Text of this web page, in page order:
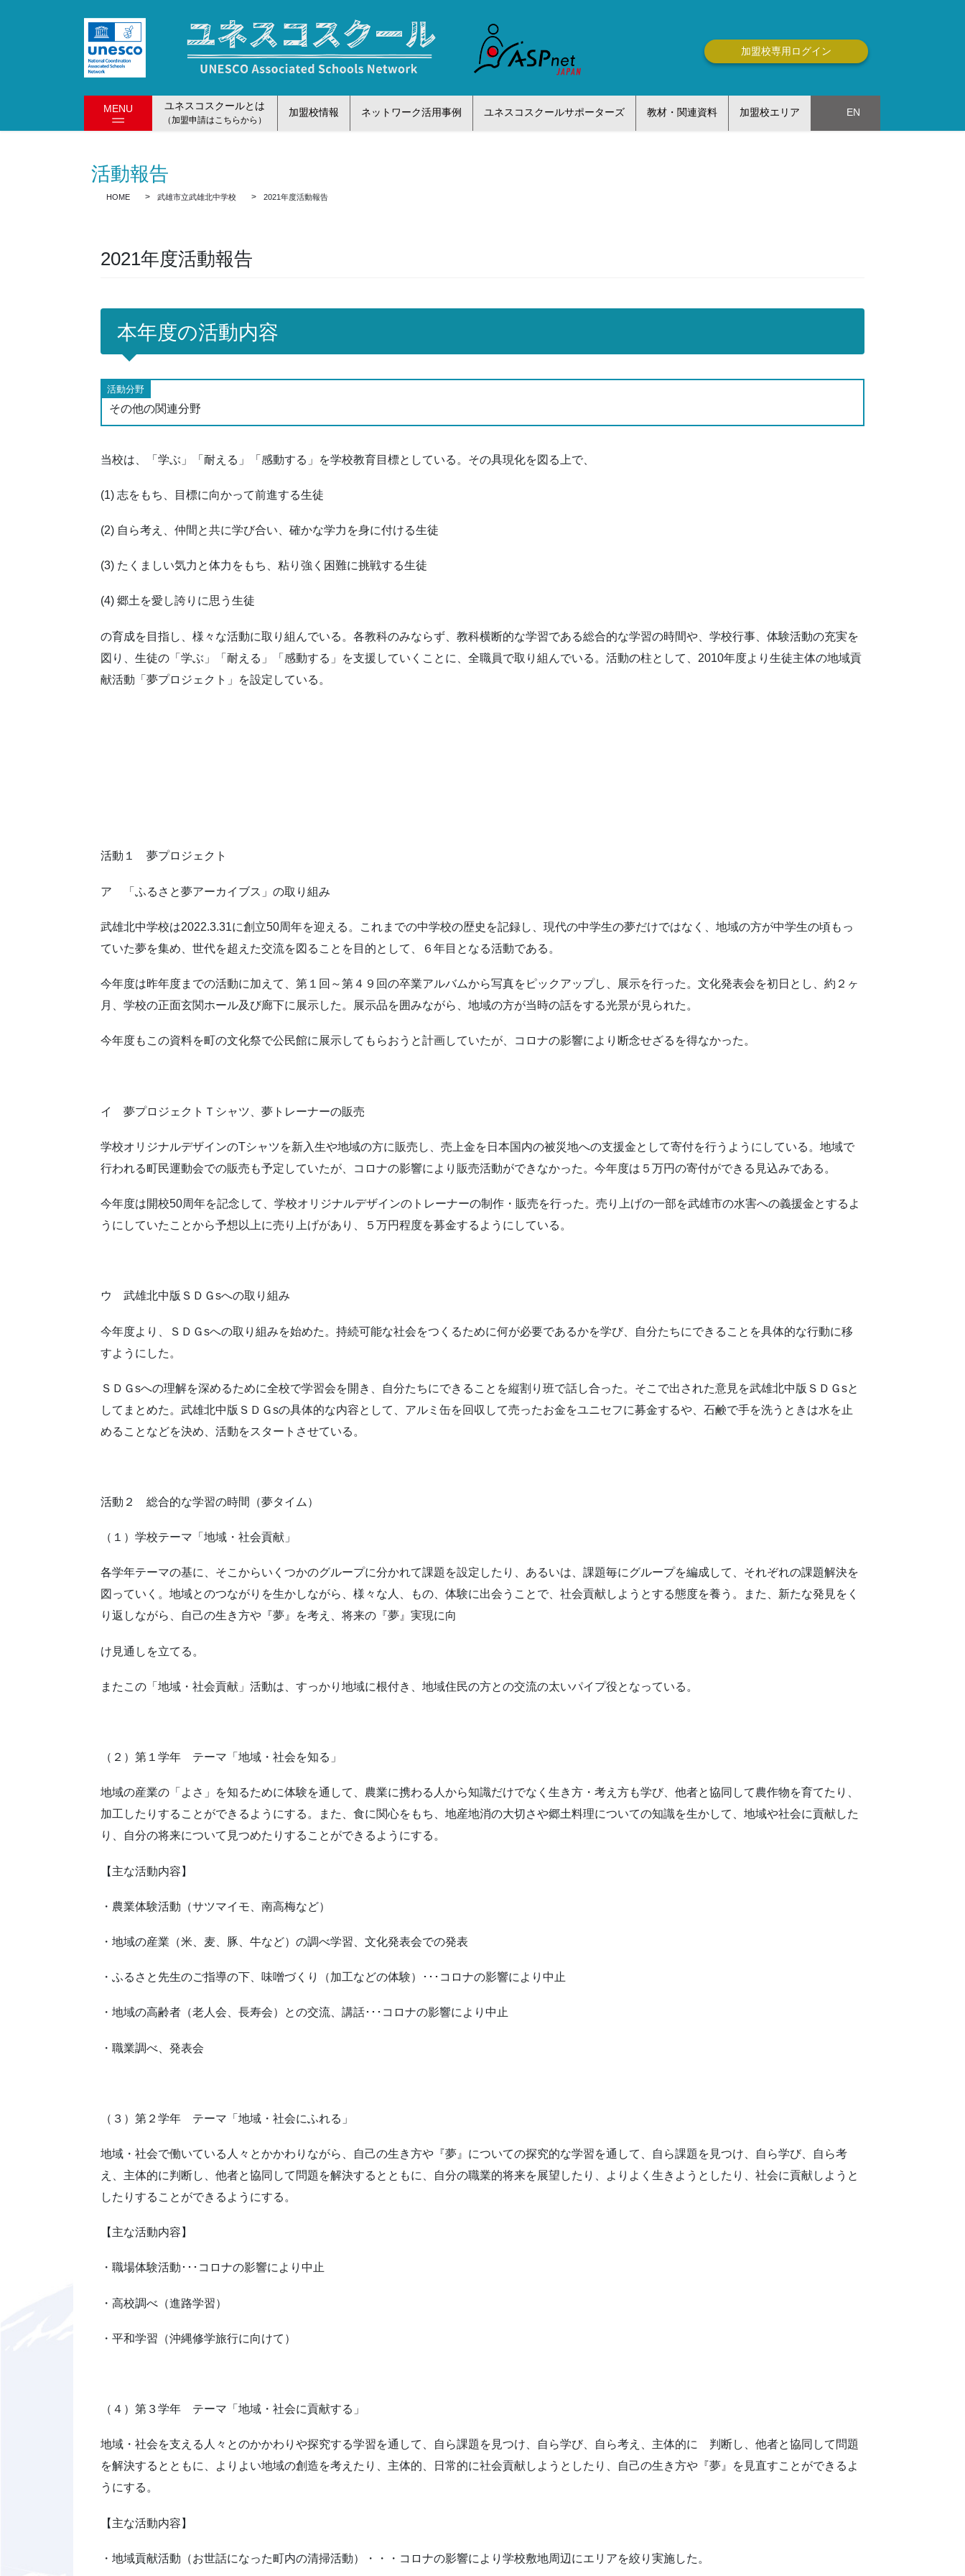
動
に
加盟校専用ログイン
MENU ユネスコスクールとは
（加盟申請はこちらから）
加盟校情報 ネットワーク活用事例 ユネスコスクールサポーターズ 教材・関連資料 加盟校エリア EN
活動報告
HOME 武雄市立武雄北中学校 2021年度活動報告
2021年度活動報告
本年度の活動内容
活動分野
その他の関連分野
当校は、「学ぶ」「耐える」「感動する」を学校教育目標としている。その具現化を図る上で、
(1) 志をもち、目標に向かって前進する生徒
(2) 自ら考え、仲間と共に学び合い、確かな学力を身に付ける生徒
(3) たくましい気力と体力をもち、粘り強く困難に挑戦する生徒
(4) 郷土を愛し誇りに思う生徒
の育成を目指し、様々な活動に取り組んでいる。各教科のみならず、教科横断的な学習である総合的な学習の時間や、学校行事、体験活動の充実を
図り、生徒の「学ぶ」「耐える」「感動する」を支援していくことに、全職員で取り組んでいる。活動の柱として、2010年度より生徒主体の地域貢
献活動「夢プロジェクト」を設定している。
活動１ 夢プロジェクト
ア 「ふるさと夢アーカイブス」の取り組み
武雄北中学校は2022.3.31に創立50周年を迎える。これまでの中学校の歴史を記録し、現代の中学生の夢だけではなく、地域の方が中学生の頃もっ
ていた夢を集め、世代を超えた交流を図ることを目的として、６年目となる活動である。
今年度は昨年度までの活動に加えて、第１回～第４９回の卒業アルバムから写真をピックアップし、展示を行った。文化発表会を初日とし、約２ヶ
月、学校の正面玄関ホール及び廊下に展示した。展示品を囲みながら、地域の方が当時の話をする光景が見られた。
今年度もこの資料を町の文化祭で公民館に展示してもらおうと計画していたが、コロナの影響により断念せざるを得なかった。
イ 夢プロジェクトＴシャツ、夢トレーナーの販売
学校オリジナルデザインのTシャツを新入生や地域の方に販売し、売上金を日本国内の被災地への支援金として寄付を行うようにしている。地域で
行われる町民運動会での販売も予定していたが、コロナの影響により販売活動ができなかった。今年度は５万円の寄付ができる見込みである。
今年度は開校50周年を記念して、学校オリジナルデザインのトレーナーの制作・販売を行った。売り上げの一部を武雄市の水害への義援金とするよ
うにしていたことから予想以上に売り上げがあり、５万円程度を募金するようにしている。
ウ 武雄北中版ＳＤＧsへの取り組み
今年度より、ＳＤＧsへの取り組みを始めた。持続可能な社会をつくるために何が必要であるかを学び、自分たちにできることを具体的な行動に移
すようにした。
ＳＤＧsへの理解を深めるために全校で学習会を開き、自分たちにできることを縦割り班で話し合った。そこで出された意見を武雄北中版ＳＤＧsと
してまとめた。武雄北中版ＳＤＧsの具体的な内容として、アルミ缶を回収して売ったお金をユニセフに募金するや、石鹸で手を洗うときは水を止
めることなどを決め、活動をスタートさせている。
活動２ 総合的な学習の時間（夢タイム）
（１）学校テーマ「地域・社会貢献」
各学年テーマの基に、そこからいくつかのグループに分かれて課題を設定したり、あるいは、課題毎にグループを編成して、それぞれの課題解決を
図っていく。地域とのつながりを生かしながら、様々な人、もの、体験に出会うことで、社会貢献しようとする態度を養う。また、新たな発見をく
り返しながら、自己の生き方や『夢』を考え、将来の『夢』実現に向
け見通しを立てる。
またこの「地域・社会貢献」活動は、すっかり地域に根付き、地域住民の方との交流の太いパイプ役となっている。
（２）第１学年 テーマ「地域・社会を知る」
地域の産業の「よさ」を知るために体験を通して、農業に携わる人から知識だけでなく生き方・考え方も学び、他者と協同して農作物を育てたり、
加工したりすることができるようにする。また、食に関心をもち、地産地消の大切さや郷土料理についての知識を生かして、地域や社会に貢献した
り、自分の将来について見つめたりすることができるようにする。
【主な活動内容】
・農業体験活動（サツマイモ、南高梅など）
・地域の産業（米、麦、豚、牛など）の調べ学習、文化発表会での発表
・ふるさと先生のご指導の下、味噌づくり（加工などの体験）･･･コロナの影響により中止
・地域の高齢者（老人会、長寿会）との交流、講話･･･コロナの影響により中止
・職業調べ、発表会
（３）第２学年 テーマ「地域・社会にふれる」
地域・社会で働いている人々とかかわりながら、自己の生き方や『夢』についての探究的な学習を通して、自ら課題を見つけ、自ら学び、自ら考
え、主体的に判断し、他者と協同して問題を解決するとともに、自分の職業的将来を展望したり、よりよく生きようとしたり、社会に貢献しようと
したりすることができるようにする。
【主な活動内容】
・職場体験活動･･･コロナの影響により中止
・高校調べ（進路学習）
・平和学習（沖縄修学旅行に向けて）
（４）第３学年 テーマ「地域・社会に貢献する」
地域・社会を支える人々とのかかわりや探究する学習を通して、自ら課題を見つけ、自ら学び、自ら考え、主体的に 判断し、他者と協同して問題
を解決するとともに、よりよい地域の創造を考えたり、主体的、日常的に社会貢献しようとしたり、自己の生き方や『夢』を見直すことができるよ
うにする。
【主な活動内容】
・地域貢献活動（お世話になった町内の清掃活動）・・・コロナの影響により学校敷地周辺にエリアを絞り実施した。